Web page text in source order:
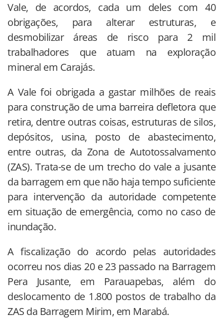
Vale, de acordos, cada um deles com 40
obrigações, para alterar estruturas, e
desmobilizar áreas de risco para 2 mil
trabalhadores que atuam na exploração
mineral em Carajás.
A Vale foi obrigada a gastar milhões de reais
para construção de uma barreira defletora que
retira, dentre outras coisas, estruturas de silos,
depósitos, usina, posto de abastecimento,
entre outras, da Zona de Autotossalvamento
(ZAS). Trata-se de um trecho do vale a jusante
da barragem em que não haja tempo suficiente
para intervenção da autoridade competente
em situação de emergência, como no caso de
inundação.
A fiscalização do acordo pelas autoridades
ocorreu nos dias 20 e 23 passado na Barragem
Pera Jusante, em Parauapebas, além do
deslocamento de 1.800 postos de trabalho da
ZAS da Barragem Mirim, em Marabá.